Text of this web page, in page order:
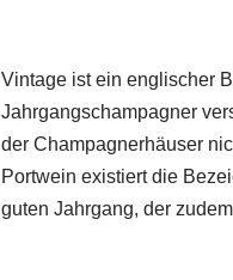
Vintage ist ein englischer
Jahrgangschampagner
der Champagnerhäuser
Portwein existiert die
guten Jahrgang, der